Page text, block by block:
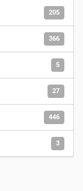
205
366
5
27
446
3